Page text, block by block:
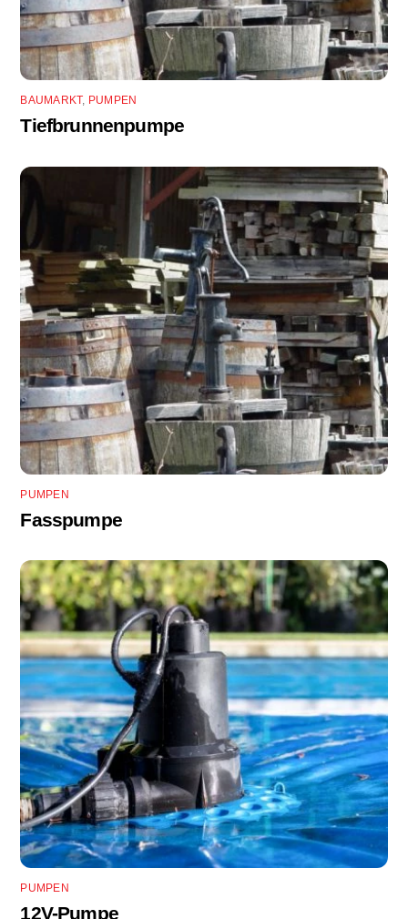
BAUMARKT, PUMPEN
Tiefbrunnenpumpe
PUMPEN
Fasspumpe
PUMPEN
12V-Pumpe